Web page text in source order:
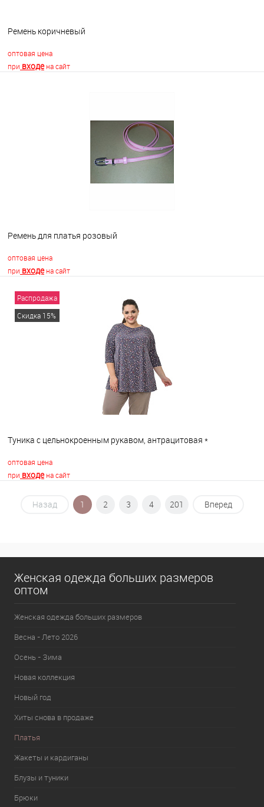
Ремень коричневый
оптовая цена
при входена сайт
Недоступно
Ремень для платья розовый
оптовая цена
при входена сайт
В корзину
Распродажа
Скидка 15%
Туника с цельнокроенным рукавом, антрацитовая *
оптовая цена
при входена сайт
В корзину
Назад 1 2 3 4 201 Вперед
Женская одежда больших размеров
оптом
Женская одежда больших размеров
Весна - Лето 2026
Осень - Зима
Новая коллекция
Новый год
Хиты снова в продаже
Платья
Жакеты и кардиганы
Блузы и туники
Брюки